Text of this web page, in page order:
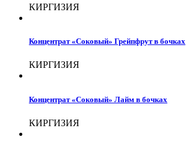
КИРГИЗИЯ
Концентрат «Соковый» Грейпфрут в бочках
КИРГИЗИЯ
Концентрат «Соковый» Лайм в бочках
КИРГИЗИЯ